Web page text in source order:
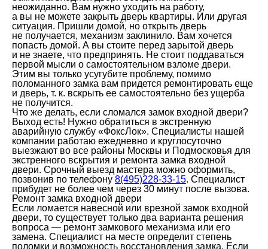
неожиданно. Вам нужно уходить на работу,
а вы не можете закрыть дверь квартиры. Или другая
ситуация. Пришли домой, но открыть дверь
не получается, механизм заклинило. Вам хочется
попасть домой. А вы стоите перед зарытой дверь
и не знаете, что предпринять. Не стоит поддаваться
первой мысли о самостоятельном взломе двери.
Этим вы только усугубите проблему, помимо
поломанного замка вам придется ремонтировать еще
и дверь, т. к. вскрыть ее самостоятельно без ущерба
не получится.
Что же делать, если сломался замок входной двери?
Выход есть! Нужно обратиться в экстренную
аварийную службу «ФоксЛок». Специалисты нашей
компании работаю ежедневно и круглосуточно
выезжают во все районы Москвы и Подмосковья для
экстренного вскрытия и ремонта замка входной
двери. Срочный выезд мастера можно оформить,
позвонив по телефону 8(495)228-33-15. Специалист
прибудет не более чем через 30 минут после вызова.
Ремонт замка входной двери
Если ломается навесной или врезной замок входной
двери, то существует только два варианта решения
вопроса — ремонт замкового механизма или его
замена. Специалист на месте определит степень
поломки и возможность восстановления замка. Если